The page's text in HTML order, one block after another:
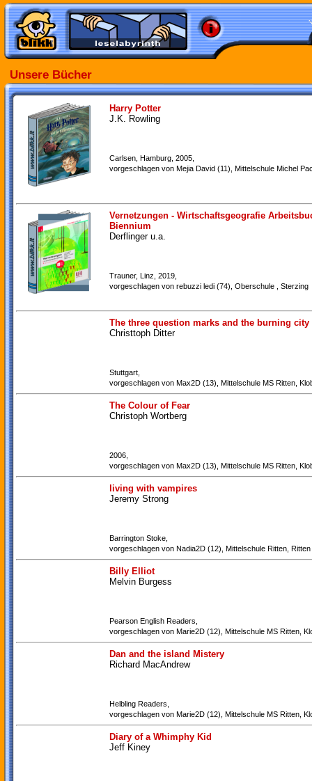
Unsere Bücher
Harry Potter
J.K. Rowling
Carlsen, Hamburg, 2005,
vorgeschlagen von Mejia David (11), Mittelschule Michel
Vernetzungen - Wirtschaftsgeografie
Biennium
Derflinger u.a.
Trauner, Linz, 2019,
vorgeschlagen von rebuzzi ledi (74), Oberschule , Sterzing
The three question marks and the burning city
Christtoph Ditter
Stuttgart,
vorgeschlagen von Max2D (13), Mittelschule MS Ritten,
The Colour of Fear
Christoph Wortberg
2006,
vorgeschlagen von Max2D (13), Mittelschule MS Ritten,
living with vampires
Jeremy Strong
Barrington Stoke,
vorgeschlagen von Nadia2D (12), Mittelschule Ritten, Ritten
Billy Elliot
Melvin Burgess
Pearson English Readers,
vorgeschlagen von Marie2D (12), Mittelschule MS Ritten,
Dan and the island Mistery
Richard MacAndrew
Helbling Readers,
vorgeschlagen von Marie2D (12), Mittelschule MS Ritten,
Diary of a Whimphy Kid
Jeff Kiney